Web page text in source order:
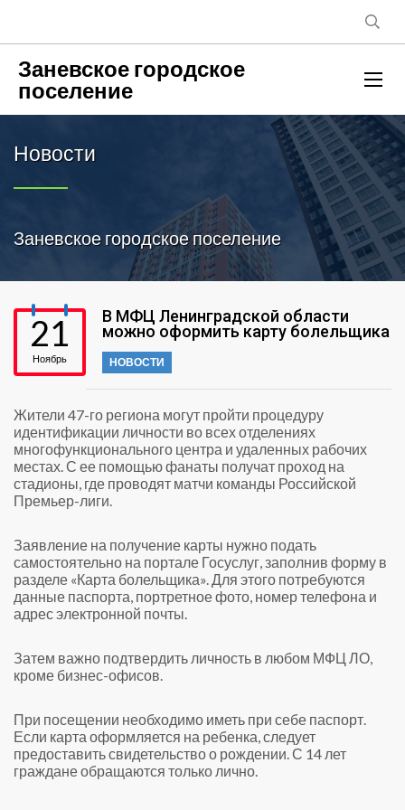
Заневское городское
поселение
Новости
Заневское городское поселение
21
Ноябрь
В МФЦ Ленинградской области
можно оформить карту болельщика
НОВОСТИ
Жители 47-го региона могут пройти процедуру
идентификации личности во всех отделениях
многофункционального центра и удаленных рабочих
местах. С ее помощью фанаты получат проход на
стадионы, где проводят матчи команды Российской
Премьер-лиги.
Заявление на получение карты нужно подать
самостоятельно на портале Госуслуг, заполнив форму в
разделе «Карта болельщика». Для этого потребуются
данные паспорта, портретное фото, номер телефона и
адрес электронной почты.
Затем важно подтвердить личность в любом МФЦ ЛО,
кроме бизнес-офисов.
При посещении необходимо иметь при себе паспорт.
Если карта оформляется на ребенка, следует
предоставить свидетельство о рождении. С 14 лет
граждане обращаются только лично.